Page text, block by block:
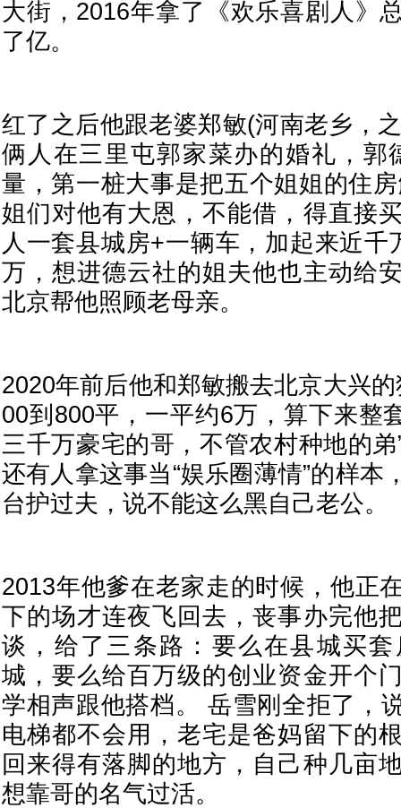
大街，2016年拿了《欢乐喜剧人》
了亿。
红了之后他跟老婆郑敏(河南老乡，
俩人在三里屯郭家菜办的婚礼，郭
量，第一桩大事是把五个姐姐的住
姐们对他有大恩，不能借，得直接
人一套县城房+一辆车，加起来近千
万，想进德云社的姐夫他也主动给
北京帮他照顾老母亲。
2020年前后他和郑敏搬去北京大兴
00到800平，一平约6万，算下来整
三千万豪宅的哥，不管农村种地的
还有人拿这事当“娱乐圈薄情”的样本
台护过夫，说不能这么黑自己老公。
2013年他爹在老家走的时候，他正
下的场才连夜飞回去，丧事办完他
谈，给了三条路：要么在县城买
城，要么给百万级的创业资金开个
学相声跟他搭档。 岳雪刚全拒了，
电梯都不会用，老宅是爸妈留下的
回来得有落脚的地方，自己种几亩
想靠哥的名气过活。